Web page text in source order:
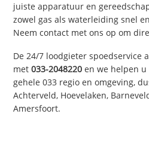
juiste apparatuur en
zowel gas als waterleiding snel
Neem contact met ons op om
De 24/7 loodgieter spoedservice
met033-2048220 en we helpen
gehele 033 regio en omgeving,
Achterveld, Hoevelaken,
Amersfoort.